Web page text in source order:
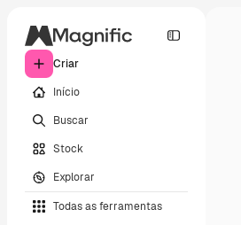
Criar
Início
Buscar
Stock
Explorar
Todas as ferramentas